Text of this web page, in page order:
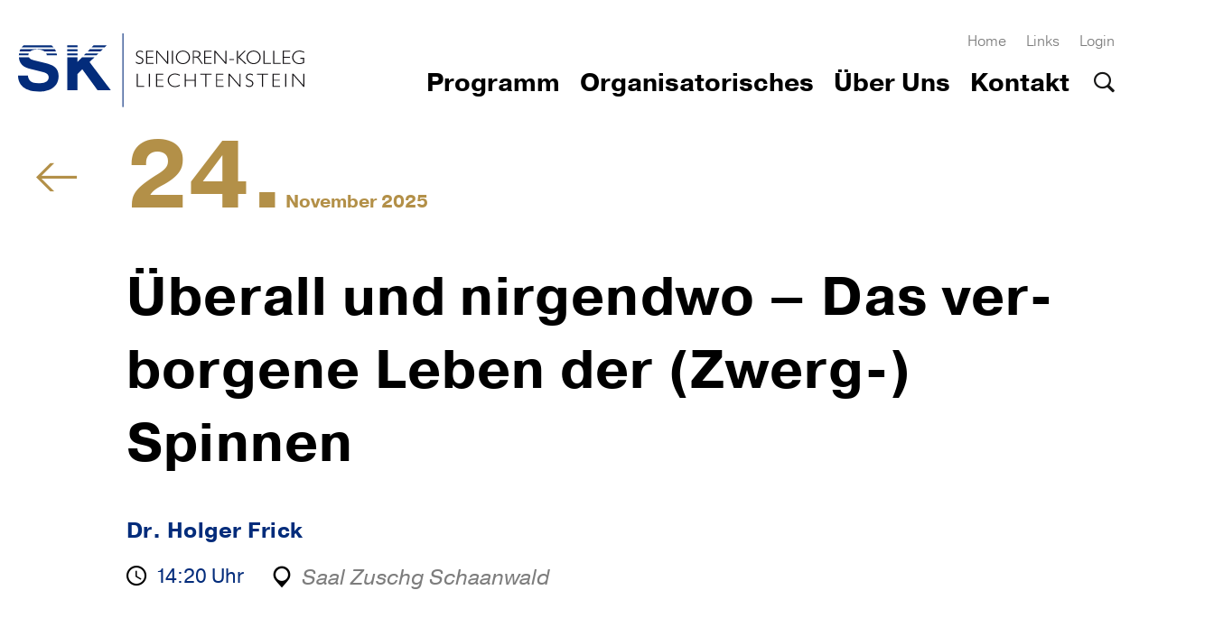
Home Links Login
Programm Organisatorisches Über Uns Kontakt
24. November 2025
Überall und nir­gendwo – Das ver­
bor­gene Leben der (Zwerg-)
Spinnen
Dr. Holger Frick
14:20 Uhr Saal Zuschg Schaanwald